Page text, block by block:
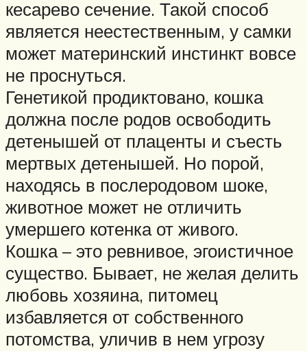
кесарево сечение. Такой способ
является неестественным, у самки
может материнский инстинкт вовсе
не проснуться.
Генетикой продиктовано, кошка
должна после родов освободить
детенышей от плаценты и съесть
мертвых детенышей. Но порой,
находясь в послеродовом шоке,
животное может не отличить
умершего котенка от живого.
Кошка – это ревнивое, эгоистичное
существо. Бывает, не желая делить
любовь хозяина, питомец
избавляется от собственного
потомства, уличив в нем угрозу